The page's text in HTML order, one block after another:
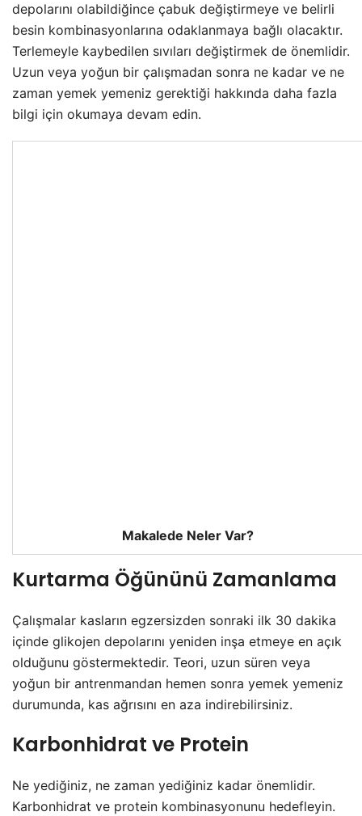
depolarını olabildiğince çabuk değiştirmeye ve belirli
besin kombinasyonlarına odaklanmaya bağlı olacaktır.
Terlemeyle kaybedilen sıvıları değiştirmek de önemlidir.
Uzun veya yoğun bir çalışmadan sonra ne kadar ve ne
zaman yemek yemeniz gerektiği hakkında daha fazla
bilgi için okumaya devam edin.
Makalede Neler Var?
Kurtarma Öğününü Zamanlama
Çalışmalar kasların egzersizden sonraki ilk 30 dakika
içinde glikojen depolarını yeniden inşa etmeye en açık
olduğunu göstermektedir. Teori, uzun süren veya
yoğun bir antrenmandan hemen sonra yemek yemeniz
durumunda, kas ağrısını en aza indirebilirsiniz.
Karbonhidrat ve Protein
Ne yediğiniz, ne zaman yediğiniz kadar önemlidir.
Karbonhidrat ve protein kombinasyonunu hedefleyin.